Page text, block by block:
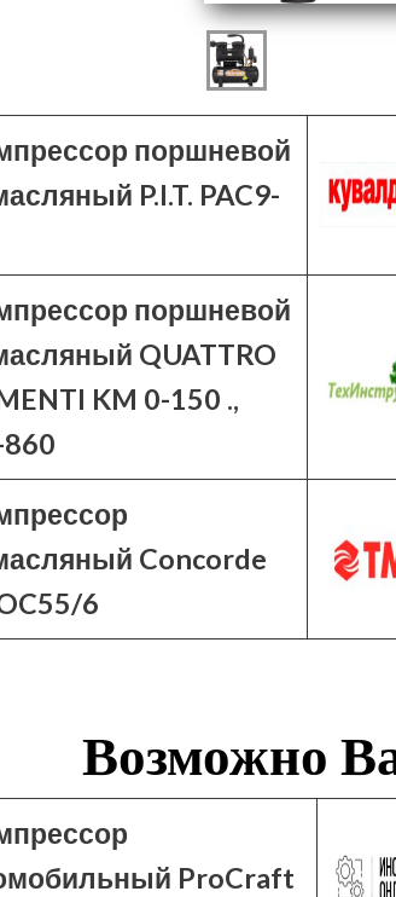
поршневой
P.I.T. PAC9-
поршневой
QUATTRO
KM 0-150 .,
Concorde
6
Возможно
ProCraft